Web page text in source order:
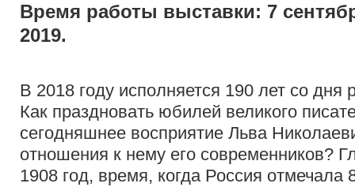
Время работы выставки: 7
2019.
В 2018 году исполняется 190 лет со дня
Как праздновать юбилей великого
сегодняшнее восприятие Льва
отношения к нему его современников?
1908 год, время, когда Россия отмечала